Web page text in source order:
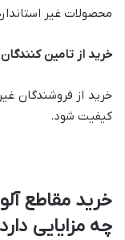
محصولات غیر
خرید از تامین کنندگان
خرید از فروشندگان
کیفیت شود.
خرید مقاطع
چه مزایایی